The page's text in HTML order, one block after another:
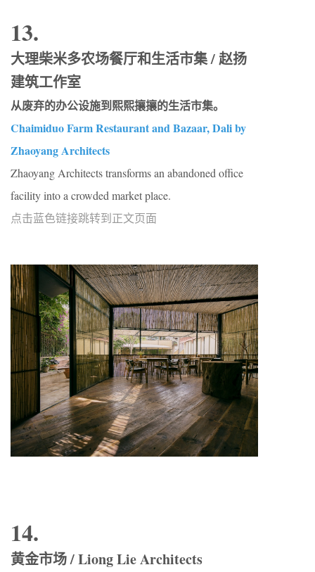
13.
大理柴米多农场餐厅和生活市集 / 赵扬
建筑工作室
从废弃的办公设施到熙熙攘攘的生活市集。
Chaimiduo Farm Restaurant and Bazaar, Dali by
Zhaoyang Architects
Zhaoyang Architects transforms an abandoned office
facility into a crowded market place.
点击蓝色链接跳转到正文页面
14.
黄金市场 / Liong Lie Architects